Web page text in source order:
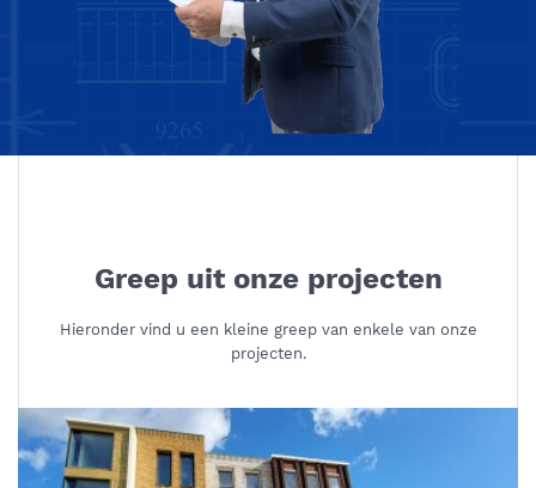
Greep uit onze projecten
Hieronder vind u een kleine greep van enkele van onze
projecten.